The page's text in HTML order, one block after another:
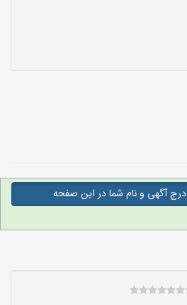
درج آگهی و نام شما در این صفحه